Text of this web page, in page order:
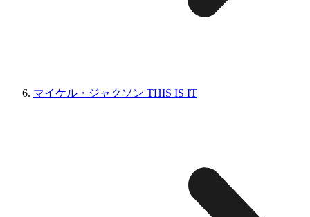
マイケル・ジャクソン THIS IS IT